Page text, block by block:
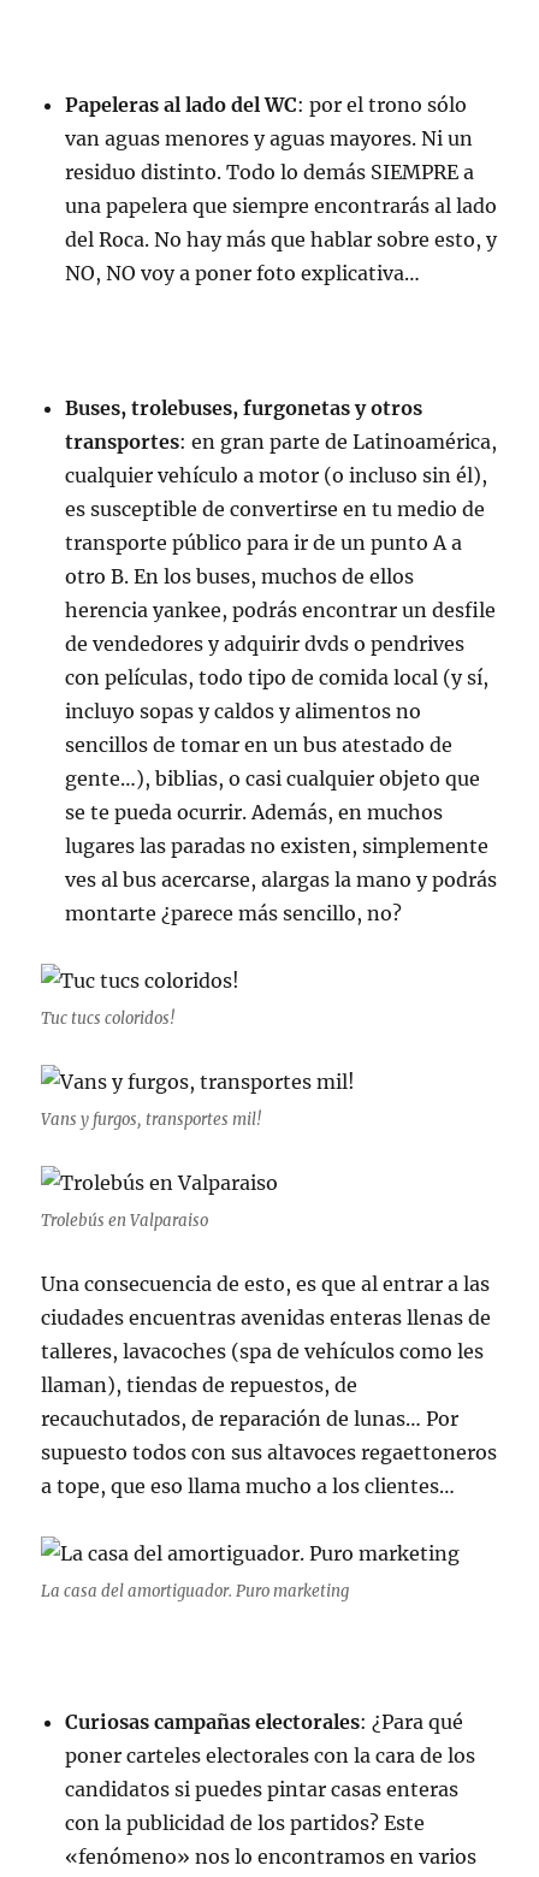
Papeleras al lado del WC: por el trono sólo
van aguas menores y aguas mayores. Ni un
residuo distinto. Todo lo demás SIEMPRE a
una papelera que siempre encontrarás al lado
del Roca. No hay más que hablar sobre esto, y
NO, NO voy a poner foto explicativa…
Buses, trolebuses, furgonetas y otros
transportes: en gran parte de Latinoamérica,
cualquier vehículo a motor (o incluso sin él),
es susceptible de convertirse en tu medio de
transporte público para ir de un punto A a
otro B. En los buses, muchos de ellos
herencia yankee, podrás encontrar un desfile
de vendedores y adquirir dvds o pendrives
con películas, todo tipo de comida local (y sí,
incluyo sopas y caldos y alimentos no
sencillos de tomar en un bus atestado de
gente…), biblias, o casi cualquier objeto que
se te pueda ocurrir. Además, en muchos
lugares las paradas no existen, simplemente
ves al bus acercarse, alargas la mano y podrás
montarte ¿parece más sencillo, no?
Tuc tucs coloridos!
Vans y furgos, transportes mil!
Trolebús en Valparaiso
Una consecuencia de esto, es que al entrar a las
ciudades encuentras avenidas enteras llenas de
talleres, lavacoches (spa de vehículos como les
llaman), tiendas de repuestos, de
recauchutados, de reparación de lunas… Por
supuesto todos con sus altavoces regaettoneros
a tope, que eso llama mucho a los clientes…
La casa del amortiguador. Puro marketing
Curiosas campañas electorales: ¿Para qué
poner carteles electorales con la cara de los
candidatos si puedes pintar casas enteras
con la publicidad de los partidos? Este
«fenómeno» nos lo encontramos en varios